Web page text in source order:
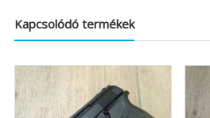
Kapcsolódó termékek